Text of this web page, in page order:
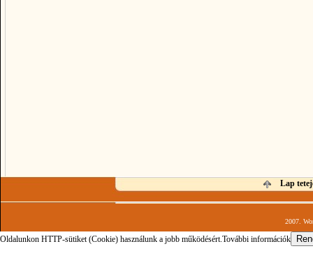
Lap
2007.
Oldalunkon HTTP-sütiket (Cookie) használunk a jobb működésért.További információk